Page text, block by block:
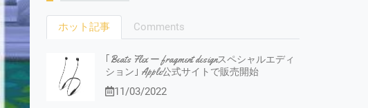
ホット記事 Comments
｢Beats Flex ー fragment designスペシャルエディ
ション｣ Apple公式サイトで販売開始
11/03/2022